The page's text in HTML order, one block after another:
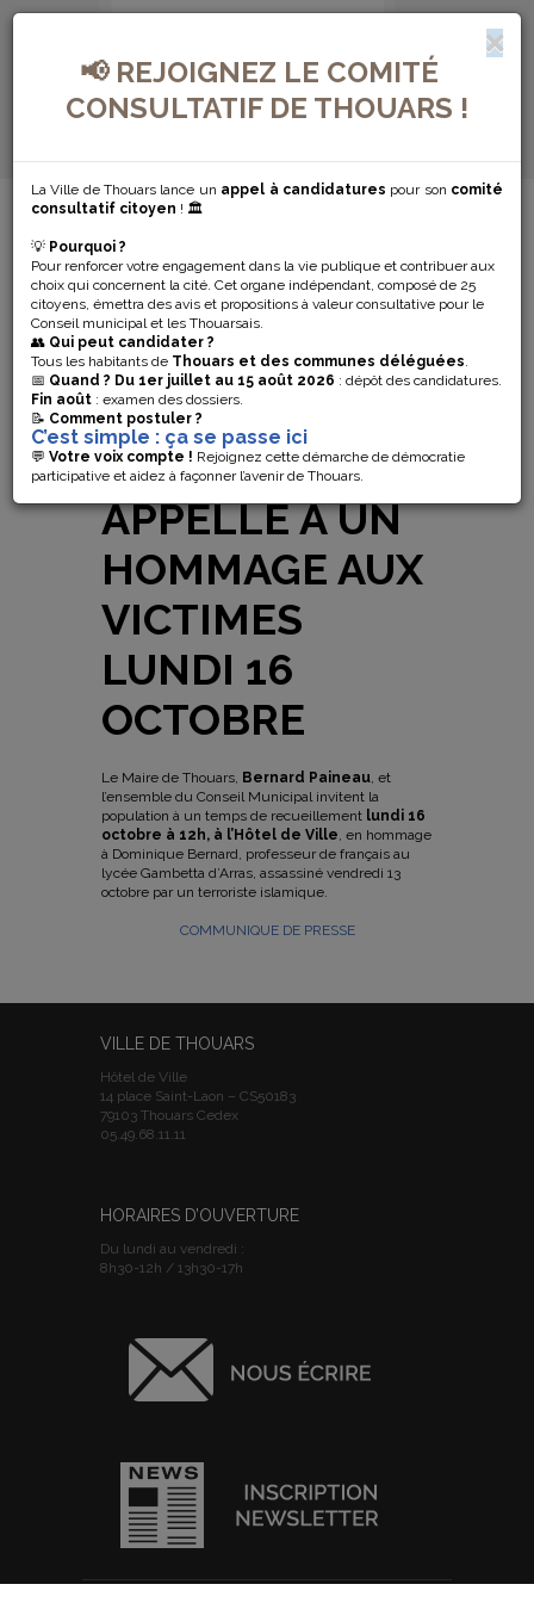
📢 REJOIGNEZ LE COMITÉ
CONSULTATIF DE THOUARS !
La Ville de Thouars lance un appel à candidatures pour son comité
consultatif citoyen ! 🏛️
💡 Pourquoi ?
Pour renforcer votre engagement dans la vie publique et contribuer aux
choix qui concernent la cité. Cet organe indépendant, composé de 25
citoyens, émettra des avis et propositions à valeur consultative pour le
Conseil municipal et les Thouarsais.
👥 Qui peut candidater ?
Tous les habitants de Thouars et des communes déléguées.
📅 Quand ? Du 1er juillet au 15 août 2026 : dépôt des candidatures.
Fin août : examen des dossiers.
📝 Comment postuler ?
C’est simple : ça se passe ici
💬 Votre voix compte ! Rejoignez cette démarche de démocratie
participative et aidez à façonner l’avenir de Thouars.
MENU DE NAVIGATION...
ATTENTAT
D’ARRAS : L’AMF
(ASSOCIATION
DES MAIRES DE
FRANCE)
APPELLE À UN
HOMMAGE AUX
VICTIMES
LUNDI 16
OCTOBRE
Le Maire de Thouars, Bernard Paineau, et
l’ensemble du Conseil Municipal invitent la
population à un temps de recueillement lundi 16
octobre à 12h, à l’Hôtel de Ville, en hommage
à Dominique Bernard, professeur de français au
lycée Gambetta d’Arras, assassiné vendredi 13
octobre par un terroriste islamique.
COMMUNIQUE DE PRESSE
VILLE DE THOUARS
Hôtel de Ville
14 place Saint-Laon – CS50183
79103 Thouars Cedex
05.49.68.11.11
HORAIRES D’OUVERTURE
Du lundi au vendredi :
8h30-12h / 13h30-17h